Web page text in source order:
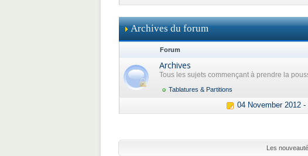
Archives du forum
Forum
Archives
Tous les sujets commençant à prendre la
Tablatures & Partitions
04 November 2012 -
Les